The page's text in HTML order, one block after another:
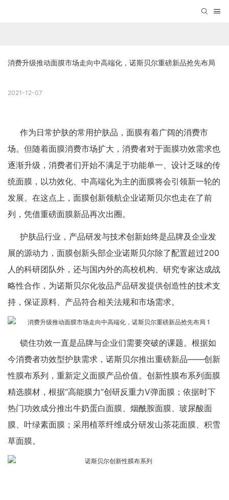
消费升级推动面膜市场走向中高端化，诺斯贝尔重磅新品抢先布局
2021-12-07
作为日常护肤的常用护肤品，面膜有着广阔的消费市
场。但随着面膜消费市场扩大，消费者对于面膜功效需求也
逐渐升级，消费者们开始不满足于功能单一、设计乏味的传
统面膜，以功效化、中高端化为主的面膜将会引领新一轮的
发展。在这点上，面膜创新领航企业诺斯贝尔也走在了前
列，凭借重磅面膜新品再次出圈。
护肤品行业，产品研发与技术创新始终是品牌及企业发
展的源动力，面膜创新头部企业诺斯贝尔除了配置超过200
人的科研团队外，还与国内外的高校机构、研究专家达成战
略性合作，为诺斯贝尔化妆品产品研发提供创造性的技术支
持，保证原料、产品符合相关法规和市场需求。
锁住功效一直是品牌与企业们需要突破的课题。根据如
今消费者功效型护肤需求，诺斯贝尔推出重磅新品——创新
性膜布系列，重新定义面膜产品价值。创新性膜布系列面膜
精选膜材，根据“高能膜力”创研反重力V弹面膜；依据时下
热门功效成分推出牛奶蛋白面膜、烟酰胺面膜、玻尿酸面
膜、叶绿素面膜；采用植萃纤维成分研发山茶花面膜、积雪
草面膜。